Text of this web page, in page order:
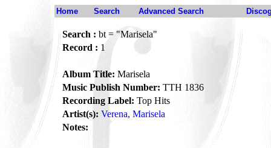
Home Search Advanced Search
Search : bt = "Marisela"
Record : 1
Album Title: Marisela
Music Publish Number: TTH 1836
Recording Label: Top Hits
Artist(s): Verena, Marisela
Notes: